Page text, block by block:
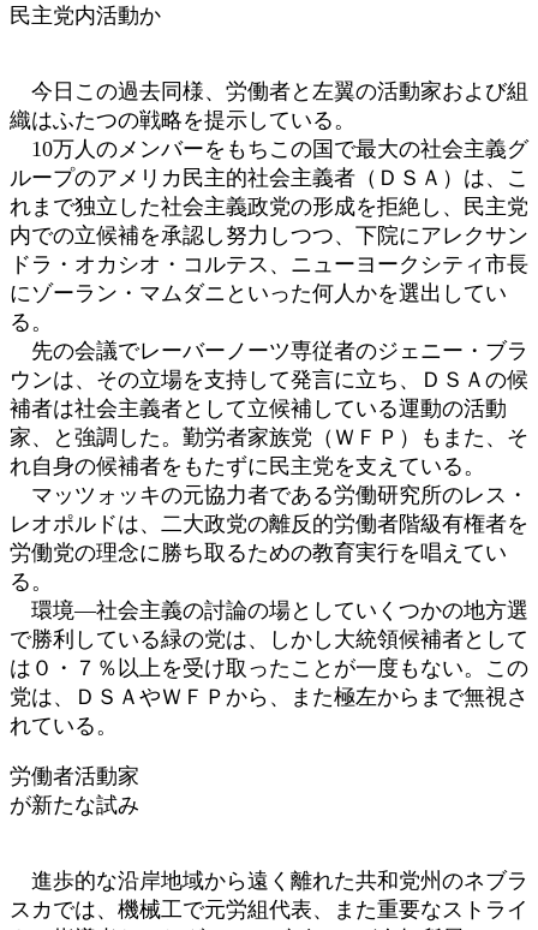
民主党内活動か
今日この過去同様、労働者と左翼の活動家および組
織はふたつの戦略を提示している。
10万人のメンバーをもちこの国で最大の社会主義グ
ループのアメリカ民主的社会主義者（ＤＳＡ）は、こ
れまで独立した社会主義政党の形成を拒絶し、民主党
内での立候補を承認し努力しつつ、下院にアレクサン
ドラ・オカシオ・コルテス、ニューヨークシティ市長
にゾーラン・マムダニといった何人かを選出してい
る。
先の会議でレーバーノーツ専従者のジェニー・ブラ
ウンは、その立場を支持して発言に立ち、ＤＳＡの候
補者は社会主義者として立候補している運動の活動
家、と強調した。勤労者家族党（ＷＦＰ）もまた、そ
れ自身の候補者をもたずに民主党を支えている。
マッツォッキの元協力者である労働研究所のレス・
レオポルドは、二大政党の離反的労働者階級有権者を
労働党の理念に勝ち取るための教育実行を唱えてい
る。
環境―社会主義の討論の場としていくつかの地方選
で勝利している緑の党は、しかし大統領候補者として
は０・７％以上を受け取ったことが一度もない。この
党は、ＤＳＡやＷＦＰから、また極左からまで無視さ
れている。
労働者活動家
が新たな試み
進歩的な沿岸地域から遠く離れた共和党州のネブラ
スカでは、機械工で元労組代表、また重要なストライ